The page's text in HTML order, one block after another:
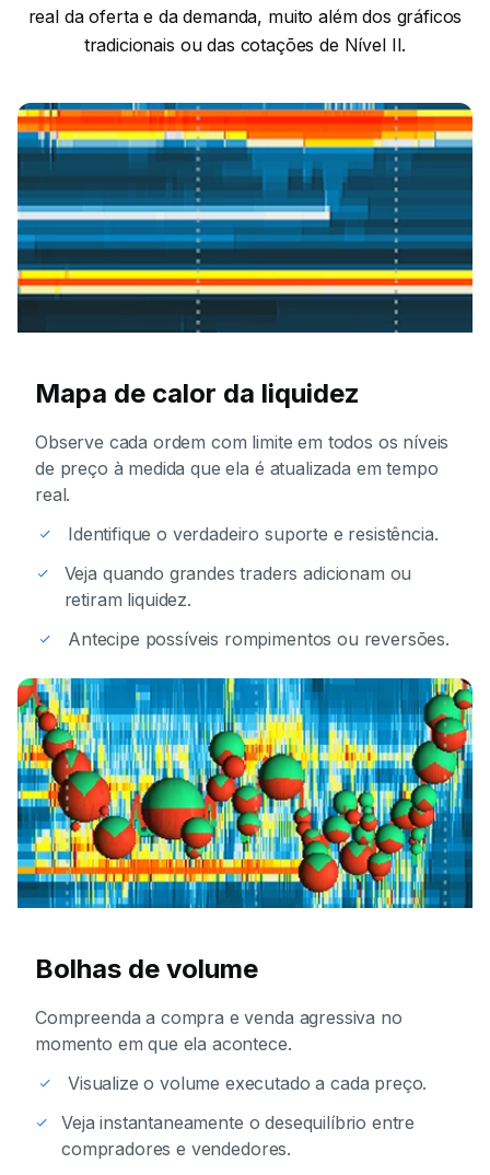
real da oferta e da demanda, muito além dos gráficos
tradicionais ou das cotações de Nível II.
Mapa de calor da liquidez
Observe cada ordem com limite em todos os níveis
de preço à medida que ela é atualizada em tempo
real.
Identifique o verdadeiro suporte e resistência.
Veja quando grandes traders adicionam ou
retiram liquidez.
Antecipe possíveis rompimentos ou reversões.
Bolhas de volume
Compreenda a compra e venda agressiva no
momento em que ela acontece.
Visualize o volume executado a cada preço.
Veja instantaneamente o desequilíbrio entre
compradores e vendedores.